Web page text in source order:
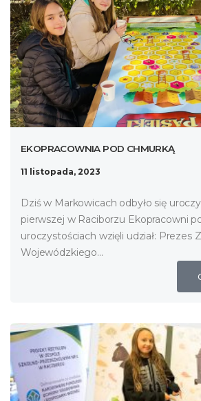
EKOPRACOWNIA POD CHMURKĄ
11 listopada, 2023
Dziś w Markowicach odbyło się
pierwszej w Raciborzu Ekopracowni
uroczystościach wzięli udział: Prezes
Wojewódzkiego...